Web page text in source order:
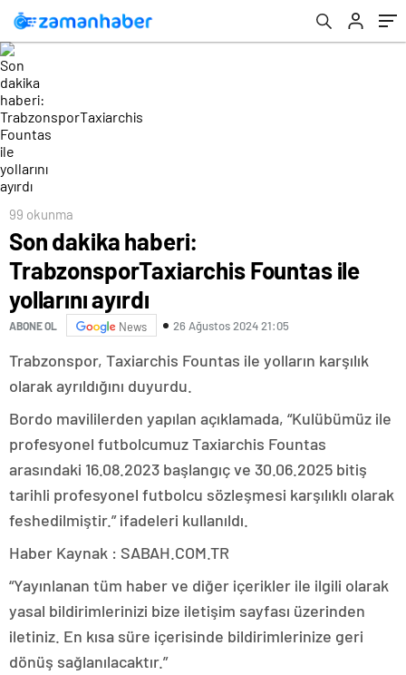
99 okunma
Son dakika haberi:
TrabzonsporTaxiarchis Fountas ile
yollarını ayırdı
ABONE OL News 26 Ağustos 2024 21:05
Trabzonspor, Taxiarchis Fountas ile yolların karşılık
olarak ayrıldığını duyurdu.
Bordo mavililerden yapılan açıklamada, “Kulübümüz ile
profesyonel futbolcumuz Taxiarchis Fountas
arasındaki 16.08.2023 başlangıç ve 30.06.2025 bitiş
tarihli profesyonel futbolcu sözleşmesi karşılıklı olarak
feshedilmiştir.” ifadeleri kullanıldı.
Haber Kaynak : SABAH.COM.TR
“Yayınlanan tüm haber ve diğer içerikler ile ilgili olarak
yasal bildirimlerinizi bize iletişim sayfası üzerinden
iletiniz. En kısa süre içerisinde bildirimlerinize geri
dönüş sağlanılacaktır.”